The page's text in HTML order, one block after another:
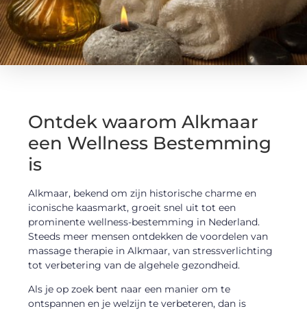
Ontdek waarom Alkmaar
een Wellness Bestemming
is
Alkmaar, bekend om zijn historische charme en
iconische kaasmarkt, groeit snel uit tot een
prominente wellness-bestemming in Nederland.
Steeds meer mensen ontdekken de voordelen van
massage therapie in Alkmaar, van stressverlichting
tot verbetering van de algehele gezondheid.
Als je op zoek bent naar een manier om te
ontspannen en je welzijn te verbeteren, dan is